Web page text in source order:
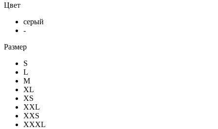
Цвет
серый
-
Размер
S
L
M
XL
XS
XXL
XXS
XXXL